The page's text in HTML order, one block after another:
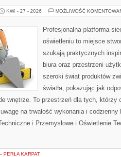
KWI - 27 - 2026 MOŻLIWOŚĆ
Profesjonalna platforma
oświetleniu to miejsce
szukają praktycznych
biura oraz przestrzeni
szeroki świat produktów
światła, pokazując jak
wnętrze. To przestrzeń dla tych, którzy
na trwałość wykonania i
i Przemysłowe i Oświetlenie
PERŁA KARPAT